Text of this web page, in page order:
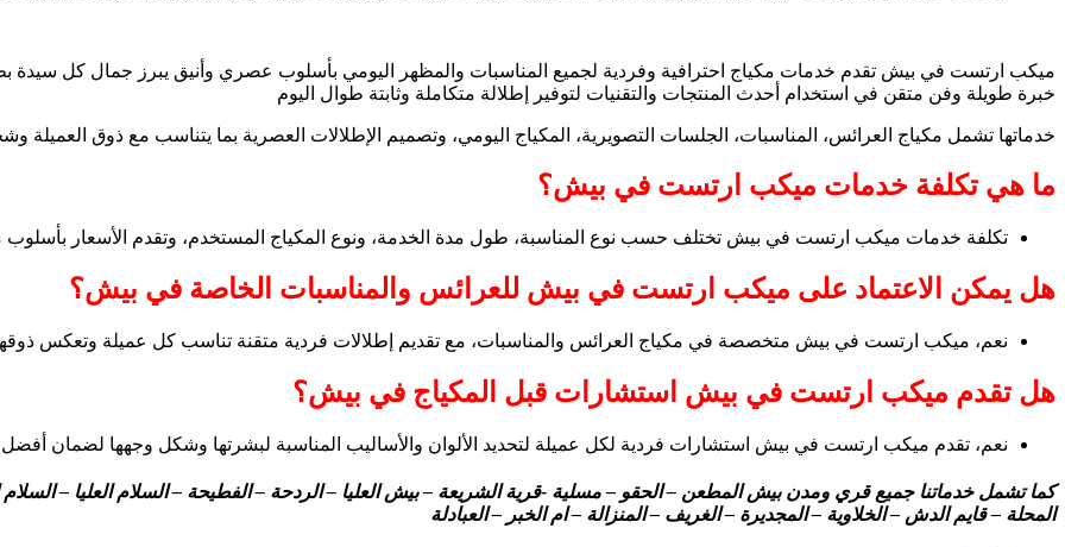
ميكب ارتست في بيش تقدم خدمات مكياج احترافية وفردية لجميع المناسبات والمظهر اليومي بأسلوب عصري وأنيق يبرز جمال كل
خبرة طويلة وفن متقن في استخدام أحدث المنتجات والتقنيات لتوفير إطلالة متكاملة وثابتة طوال اليوم
خدماتها تشمل مكياج العرائس، المناسبات، الجلسات التصويرية، المكياج اليومي، وتصميم الإطلالات العصرية بما يتناسب مع ذوق العميلة
ما هي تكلفة خدمات ميكب ارتست في بيش؟
تكلفة خدمات ميكب ارتست في بيش تختلف حسب نوع المناسبة، طول مدة الخدمة، ونوع المكياج المستخدم، وتقدم الأسعار بأسلوب
هل يمكن الاعتماد على ميكب ارتست في بيش للعرائس والمناسبات الخاصة في بيش؟
نعم، ميكب ارتست في بيش متخصصة في مكياج العرائس والمناسبات، مع تقديم إطلالات فردية متقنة تناسب كل عميلة وتعكس
هل تقدم ميكب ارتست في بيش استشارات قبل المكياج في بيش؟
نعم، تقدم ميكب ارتست في بيش استشارات فردية لكل عميلة لتحديد الألوان والأساليب المناسبة لبشرتها وشكل وجهها لضمان أفضل
كما تشمل خدماتنا جميع قري ومدن بيش المطعن – الحقو – مسلية -قرية الشريعة – بيش العليا – الردحة – الفطيحة – السلام العليا –
المحلة – قايم الدش – الخلاوية – المجديرة – الغريف – المنزالة – ام الخبر – العبادلة